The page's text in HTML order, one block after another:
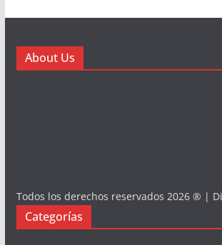
About Us
Todos los derechos reservados 2026 ® |
Categorías